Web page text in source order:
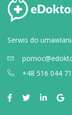
Serwis do
+48 516 044